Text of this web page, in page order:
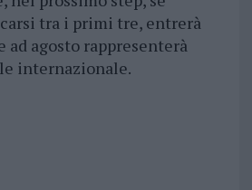
tra i primi tre, entrerà
ad agosto rappresenterà
internazionale.